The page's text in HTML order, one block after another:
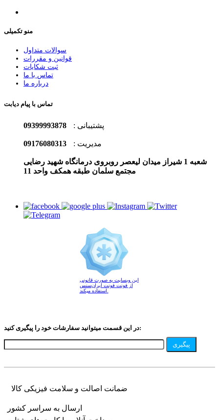
منو تکمیلی
سوالات متداول
قوانین و مقررات
ثبت شکایات
تماس با ما
درباره ما
تماس با پیام دیابت
پشتیبانی : 09399993878
مدیریت : 09176080313
شعبه 1 شیراز میدان لیعصر روبروی درمانگاه شهید رضایی
مجتمع سلمان طبقه همکف واحد 11
این وبسایت به صورت قانونی
از فونت فونت ایران‌سنس
در این قسمت میتوانید سفارشات خود را پیگیری کنید:
پیگیری
ضمانت اصالت و سلامت فیزیکی کالا
ارسال به سراسر کشور